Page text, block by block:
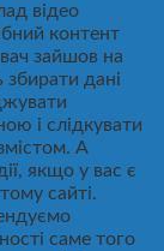
відео
контент
зайшов на
дані
і слідкувати
А
якщо у вас є
сайті.
саме того